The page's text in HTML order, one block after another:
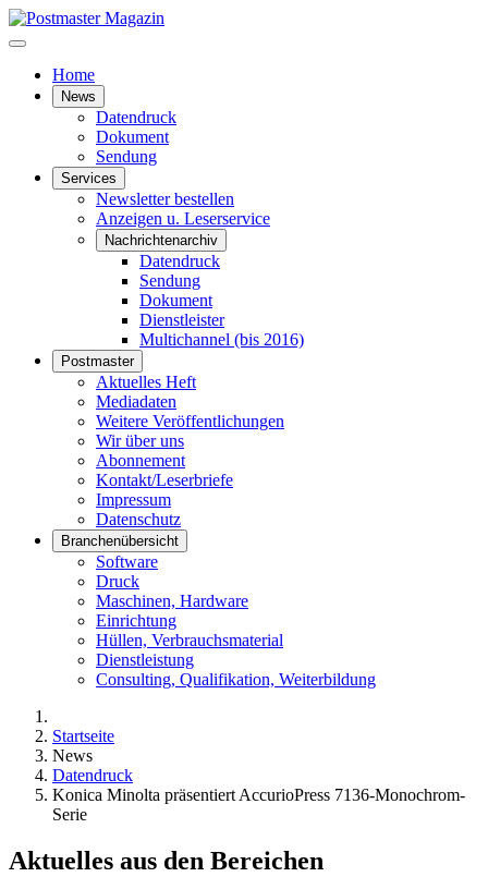
Home
News
Datendruck
Dokument
Sendung
Services
Newsletter bestellen
Anzeigen u. Leserservice
Nachrichtenarchiv
Datendruck
Sendung
Dokument
Dienstleister
Multichannel (bis 2016)
Postmaster
Aktuelles Heft
Mediadaten
Weitere Veröffentlichungen
Wir über uns
Abonnement
Kontakt/Leserbriefe
Impressum
Datenschutz
Branchenübersicht
Software
Druck
Maschinen, Hardware
Einrichtung
Hüllen, Verbrauchsmaterial
Dienstleistung
Consulting, Qualifikation, Weiterbildung
Startseite
News
Datendruck
Konica Minolta präsentiert AccurioPress 7136-Monochrom-
Serie
Aktuelles aus den Bereichen